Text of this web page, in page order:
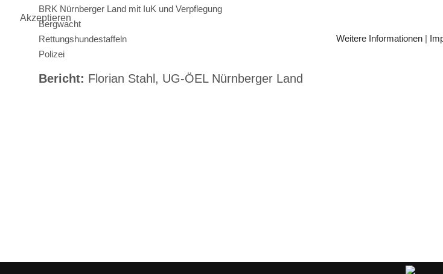
BRK Nürnberger Land mit IuK und Verpflegung
Bergwacht
Rettungshundestaffeln
Polizei
Bericht: Florian Stahl, UG-ÖEL Nürnberger Land
Akzeptieren
Weitere Informationen |